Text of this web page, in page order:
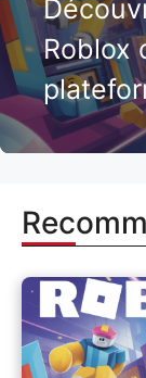
Roblox